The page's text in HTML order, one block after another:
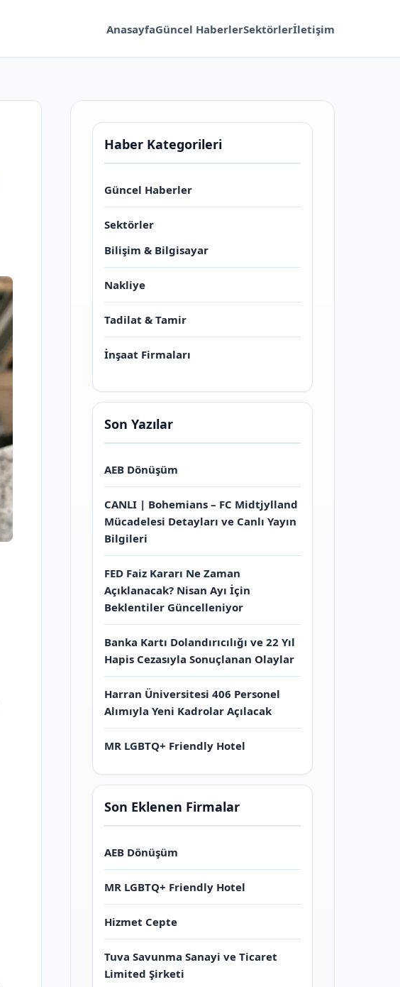
AnasayfaGüncel HaberlerSektörlerİletişim
Haber Kategorileri
Güncel Haberler
Sektörler
Bilişim & Bilgisayar
Nakliye
Tadilat & Tamir
İnşaat Firmaları
Son Yazılar
AEB Dönüşüm
CANLI | Bohemians – FC Midtjylland
Mücadelesi Detayları ve Canlı Yayın
Bilgileri
FED Faiz Kararı Ne Zaman
Açıklanacak? Nisan Ayı İçin
Beklentiler Güncelleniyor
Banka Kartı Dolandırıcılığı ve 22 Yıl
Hapis Cezasıyla Sonuçlanan Olaylar
Harran Üniversitesi 406 Personel
Alımıyla Yeni Kadrolar Açılacak
MR LGBTQ+ Friendly Hotel
Son Eklenen Firmalar
AEB Dönüşüm
MR LGBTQ+ Friendly Hotel
Hizmet Cepte
Tuva Savunma Sanayi ve Ticaret
Limited Şirketi